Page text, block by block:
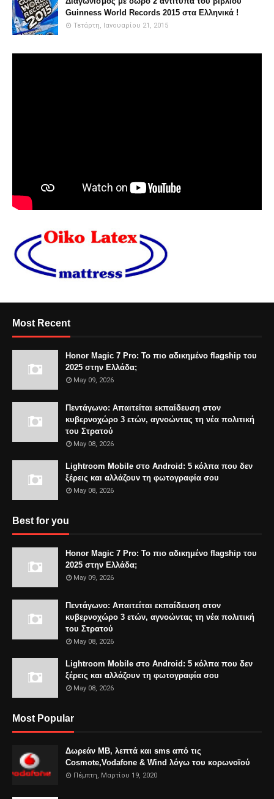
Guinness World Records 2015 στα Ελληνικά !
Τετάρτη, Ιανουαρίου 21, 2015
Most Recent
Honor Magic 7 Pro: Το πιο αδικημένο flagship του
2025 στην Ελλάδα;
May 09, 2026
Πεντάγωνο: Απαιτείται εκπαίδευση στον
κυβερνοχώρο 3 ετών, αγνοώντας τη νέα πολιτική
του Στρατού
May 08, 2026
Lightroom Mobile στο Android: 5 κόλπα που δεν
ξέρεις και αλλάζουν τη φωτογραφία σου
May 08, 2026
Best for you
Honor Magic 7 Pro: Το πιο αδικημένο flagship του
2025 στην Ελλάδα;
May 09, 2026
Πεντάγωνο: Απαιτείται εκπαίδευση στον
κυβερνοχώρο 3 ετών, αγνοώντας τη νέα πολιτική
του Στρατού
May 08, 2026
Lightroom Mobile στο Android: 5 κόλπα που δεν
ξέρεις και αλλάζουν τη φωτογραφία σου
May 08, 2026
Most Popular
Δωρεάν MB, λεπτά και sms από τις
Cosmote,Vodafone & Wind λόγω του κορωνοϊού
Πέμπτη, Μαρτίου 19, 2020